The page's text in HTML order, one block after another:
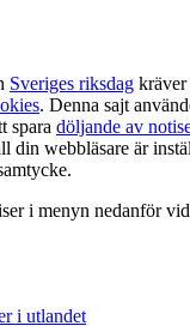
Sveriges riksdag kräver
. Denna sajt
spara döljande av
din webbläsare är
i menyn nedanför
i utlandet